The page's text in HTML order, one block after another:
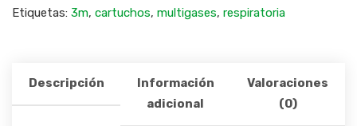
Etiquetas: 3m, cartuchos, multigases, respiratoria
Descripción
Información
adicional
Valoraciones
(0)